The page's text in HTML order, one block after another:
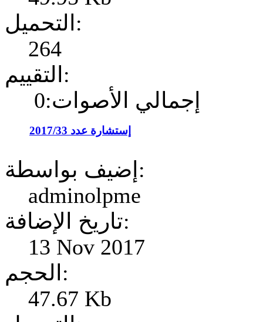
التحميل:
264
التقييم:
إجمالي الأصوات:0
إستشارة عدد 2017/33
إضيف بواسطة:
adminolpme
تاريخ الإضافة:
13 Nov 2017
الحجم:
47.67 Kb